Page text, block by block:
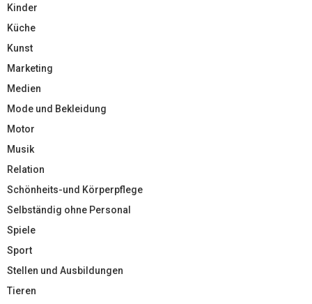
Kinder
Küche
Kunst
Marketing
Medien
Mode und Bekleidung
Motor
Musik
Relation
Schönheits-und Körperpflege
Selbständig ohne Personal
Spiele
Sport
Stellen und Ausbildungen
Tieren